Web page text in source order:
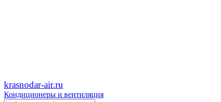
krasnodar-air.ru
Кондиционеры и вентиляция